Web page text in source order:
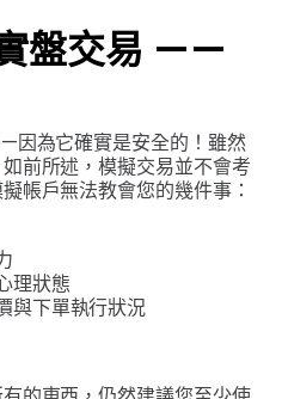
盤交易 ——
因為它確實是安全的！雖然
前所述，模擬交易並不會考
帳戶無法教會您的幾件事：
理狀態
與下單執行狀況